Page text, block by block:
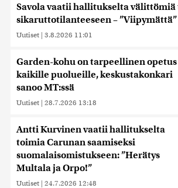
Savola vaatii hallitukselta
sikaruttotilanteeseen – ”Viipymättä”
Uutiset | 3.8.2026 11:01
Garden-kohu on tarpeellinen opetus
kaikille puolueille, keskustakonkari
sanoo MT:ssä
Uutiset | 28.7.2026 13:18
Antti Kurvinen vaatii hallitukselta
toimia Carunan saamiseksi
suomalaisomistukseen: ”Herätys
Multala ja Orpo!”
Uutiset | 24.7.2026 12:48